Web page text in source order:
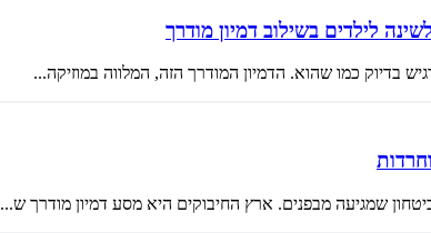
לילדים בשילוב דמיון מודרך
בדיוק כמו שהוא. הדמיון המודרך הזה, המלווה במוזיקה...
שמגיעה מבפנים. ארץ החיבוקים היא מסע דמיון מודרך ש...